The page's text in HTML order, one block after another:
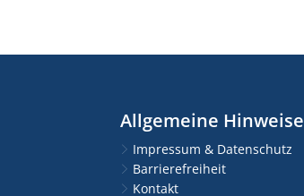
Allgemeine Hinweise
Impressum & Datenschutz
Barrierefreiheit
Kontakt